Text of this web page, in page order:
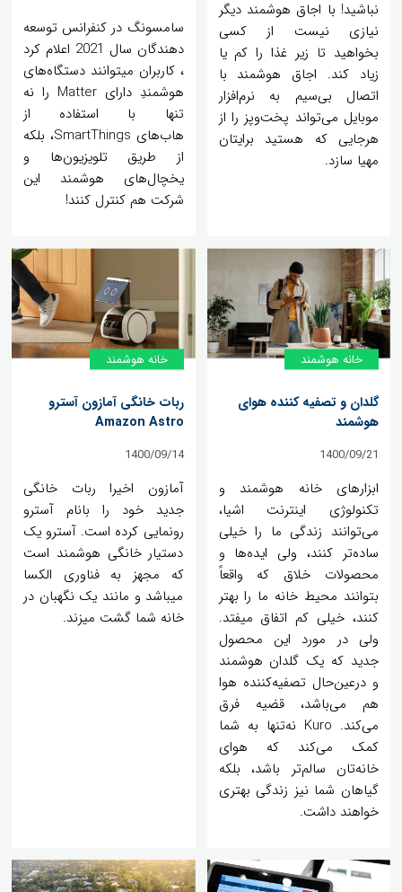
نباشید! با اجاق هوشمند دیگر
نیازی نیست از کسی
بخواهید تا زیر غذا را کم یا
زیاد کند. اجاق هوشمند با
اتصال بی‌سیم به نرم‌افزار
موبایل می‌تواند پخت‌وپز را از
هرجایی که هستید برایتان
مهیا سازد.
سامسونگ در کنفرانس توسعه
دهندگان سال 2021 اعلام کرد
، کاربران میتوانند دستگاه‌های
هوشمندِ دارای Matter را نه
تنها با استفاده از
هاب‌های SmartThings، بلکه
از طریق تلویزیون‌ها و
یخچال‌های هوشمند این
شرکت هم کنترل کنند!
خانه هوشمند
گلدان و تصفیه کننده هوای
هوشمند
1400/09/21
ابزارهای خانه هوشمند و
تکنولوژی اینترنت اشیا،
می‌توانند زندگی ما را خیلی
ساده‌تر کنند، ولی ایده‌ها و
محصولات خلاق که واقعاً
بتوانند محیط خانه ما را بهتر
کنند، خیلی کم اتفاق میفتد.
ولی در مورد این محصول
جدید که یک گلدان هوشمند
و درعین‌حال تصفیه‌کننده هوا
هم می‌باشد، قضیه فرق
می‌کند. Kuro نه‌تنها به شما
کمک می‌کند که هوای
خانه‌تان سالم‌تر باشد، بلکه
گیاهان شما نیز زندگی بهتری
خواهند داشت.
خانه هوشمند
ربات خانگی آمازون آسترو
Amazon Astro
1400/09/14
آمازون اخیرا ربات خانگی
جدید خود را بانام آسترو
رونمایی کرده است. آسترو یک
دستیار خانگی هوشمند است
که مجهز به فناوری الکسا
میباشد و مانند یک نگهبان در
خانه شما گشت میزند.